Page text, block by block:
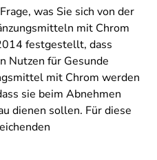
was Sie sich von der
mit Chrom
festgestellt, dass
Nutzen für Gesunde
mit Chrom werden
sie beim Abnehmen
dienen sollen. Für diese